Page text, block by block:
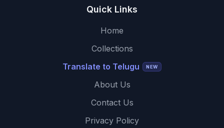
Quick Links
Home
Collections
Translate to Telugu
NEW
About Us
Contact Us
Privacy Policy